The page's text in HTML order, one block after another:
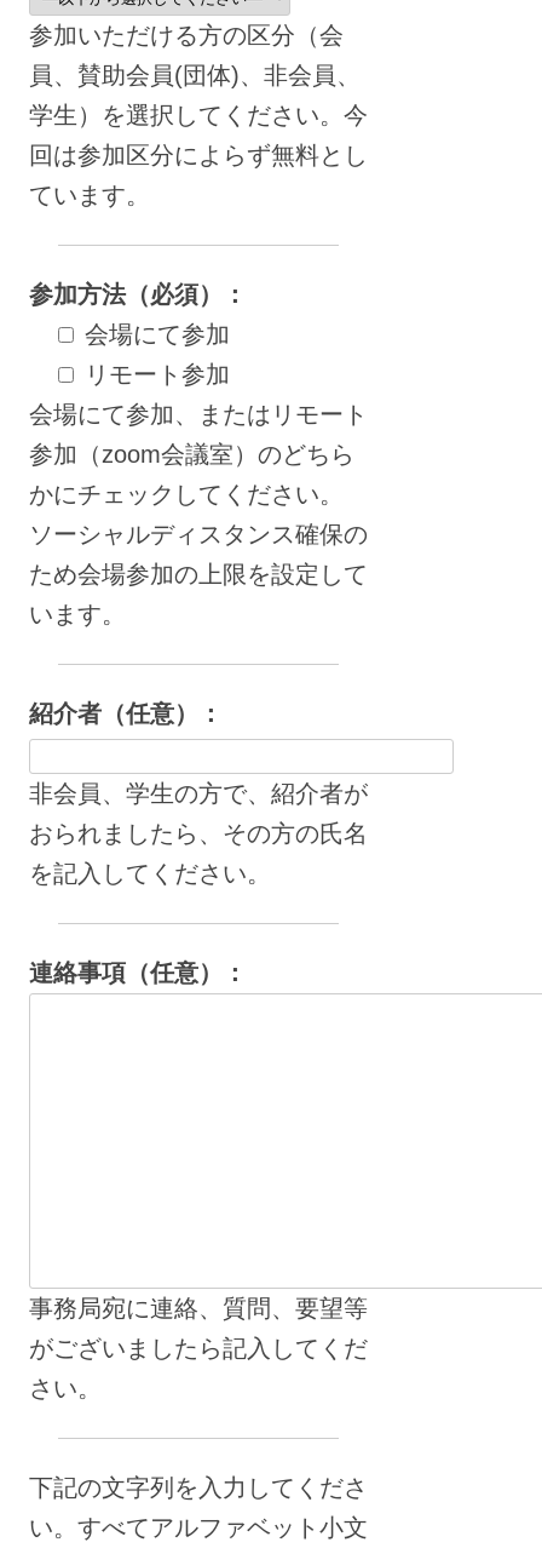
参加いただける方の区分（会
員、賛助会員(団体)、非会員、
学生）を選択してください。今
回は参加区分によらず無料とし
ています。
参加方法（必須）：
会場にて参加
リモート参加
会場にて参加、またはリモート
参加（zoom会議室）のどちら
かにチェックしてください。
ソーシャルディスタンス確保の
ため会場参加の上限を設定して
います。
紹介者（任意）：
非会員、学生の方で、紹介者が
おられましたら、その方の氏名
を記入してください。
連絡事項（任意）：
事務局宛に連絡、質問、要望等
がございましたら記入してくだ
さい。
下記の文字列を入力してくださ
い。すべてアルファベット小文